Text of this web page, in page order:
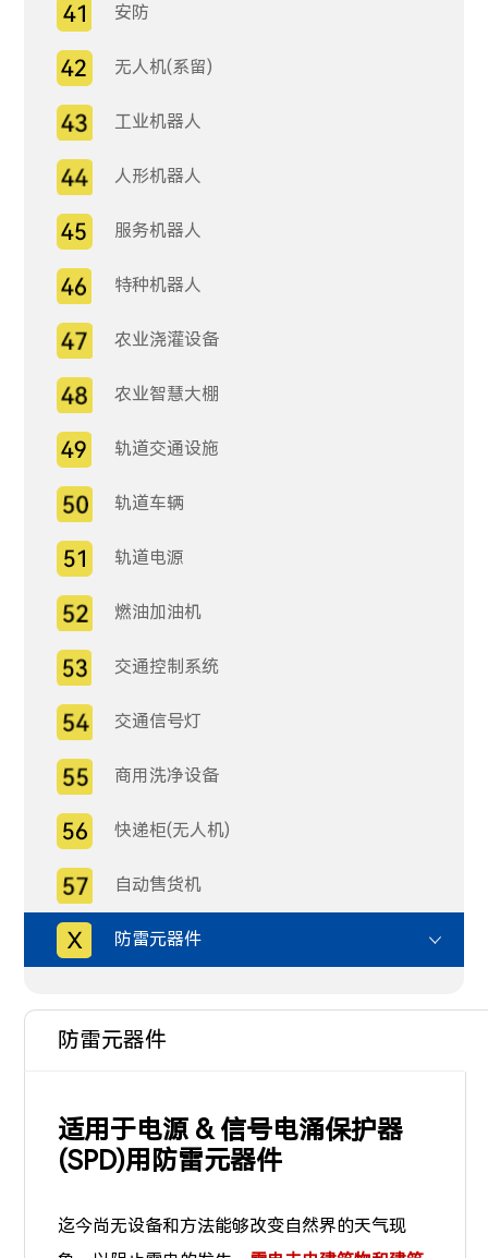
安防
无人机(系留)
工业机器人
人形机器人
服务机器人
特种机器人
农业浇灌设备
农业智慧大棚
轨道交通设施
轨道车辆
轨道电源
燃油加油机
交通控制系统
交通信号灯
商用洗净设备
快递柜(无人机)
自动售货机
防雷元器件
防雷元器件
适用于电源 & 信号电涌保护器
(SPD)用防雷元器件
迄今尚无设备和方法能够改变自然界的天气现